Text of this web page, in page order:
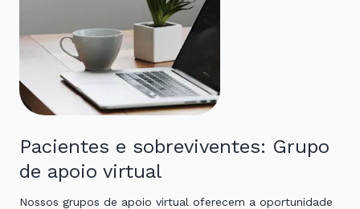
Pacientes e sobreviventes: Grupo
de apoio virtual
Nossos grupos de apoio virtual oferecem a oportunidade